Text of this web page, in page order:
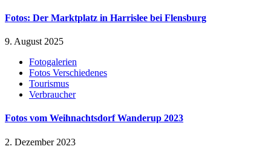
Fotos: Der Marktplatz in Harrislee bei Flensburg
9. August 2025
Fotogalerien
Fotos Verschiedenes
Tourismus
Verbraucher
Fotos vom Weihnachtsdorf Wanderup 2023
2. Dezember 2023